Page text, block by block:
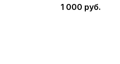
1 000 руб.